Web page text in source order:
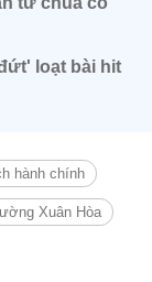
loạt bài hit
hành chính
Xuân Hòa